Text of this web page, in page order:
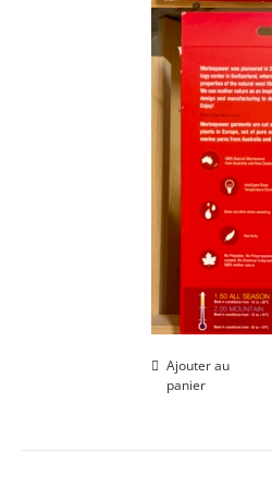
Ajouter au
panier